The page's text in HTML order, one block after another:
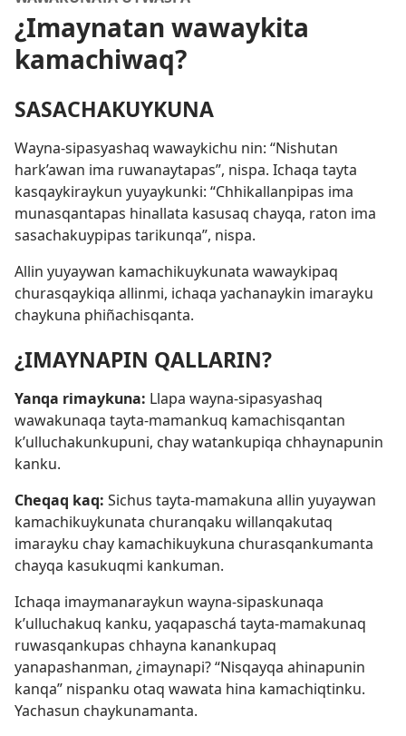
¿Imaynatan wawaykita
kamachiwaq?
SASACHAKUYKUNA
Wayna-sipasyashaq wawaykichu nin: “Nishutan
hark’awan ima ruwanaytapas”, nispa. Ichaqa tayta
kasqaykiraykun yuyaykunki: “Chhikallanpipas ima
munasqantapas hinallata kasusaq chayqa, raton ima
sasachakuypipas tarikunqa”, nispa.
Allin yuyaywan kamachikuykunata wawaykipaq
churasqaykiqa allinmi, ichaqa yachanaykin imarayku
chaykuna phiñachisqanta.
¿IMAYNAPIN QALLARIN?
Yanqa rimaykuna: Llapa wayna-sipasyashaq
wawakunaqa tayta-mamankuq kamachisqantan
k’ulluchakunkupuni, chay watankupiqa chhaynapunin
kanku.
Cheqaq kaq: Sichus tayta-mamakuna allin yuyaywan
kamachikuykunata churanqaku willanqakutaq
imarayku chay kamachikuykuna churasqankumanta
chayqa kasukuqmi kankuman.
Ichaqa imaymanaraykun wayna-sipaskunaqa
k’ulluchakuq kanku, yaqapaschá tayta-mamakunaq
ruwasqankupas chhayna kanankupaq
yanapashanman, ¿imaynapi? “Nisqayqa ahinapunin
kanqa” nispanku otaq wawata hina kamachiqtinku.
Yachasun chaykunamanta.